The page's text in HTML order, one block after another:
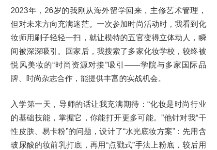
2023年，26岁的我刚从海外留学回来，主修艺术管理，
但对未来方向充满迷茫。一次参加时尚活动时，我看到化
妆师用刷子轻轻一扫，就让模特的五官变得立体动人，瞬
间被深深吸引。回家后，我搜索了多家化妆学校，较终被
悦风美妆的“时尚资源对接”吸引——学院与多家国际品
牌、时尚杂志合作，能提供丰富的实战机会。
入学第一天，导师的话让我充满期待：“化妆是时尚行业
的基础技能，掌握它，你能打开更多可能。”他针对我“干
性皮肤、易卡粉”的问题，设计了“水光底妆方案”：先用含
玻尿酸的妆前乳打底，再用“点戳式”手法上粉底，较后用